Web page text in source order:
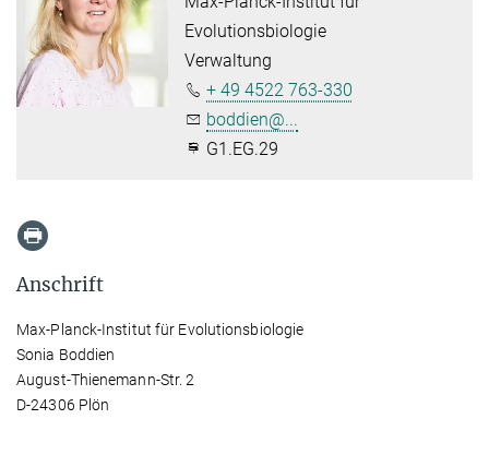
Evolutionsbiologie
Verwaltung
+ 49 4522 763-330
boddien@...
G1.EG.29
Anschrift
Max-Planck-Institut für Evolutionsbiologie
Sonia Boddien
August-Thienemann-Str. 2
D-24306 Plön